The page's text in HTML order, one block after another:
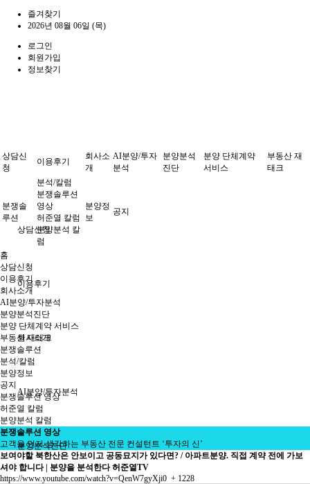
즐겨찾기
2026년 08월 06일 (목)
로그인
회원가입
정보찾기
상담신청
이용후기
회사소개
AI분양/투자분석
분양분석진단
상담신
청
이용후기
회사소
개
AI분양/투자
분석
분양분석
진단
분양 단체계약
서비스
부동산 재
태크
분쟁솔
루션
분석/칼럼
분쟁솔루션
영상
허준열 칼럼
분양분석 칼
럼
분양정
보
공지
홈
상담신청
이용후기
회사소개
AI분양/투자분석
분양분석진단
분양 단체계약 서비스
부동산 재태크
분쟁솔루션
분석/칼럼
분양정보
공지
분쟁솔루션 영상
허준열 칼럼
분양분석 칼럼
분쟁솔루션 영상
고객을 먼저 생각하는 부동산 전문 컨설턴트 ‘투자의 신’
보여야할 북한산은 안보이고 공동묘지가 있다면? / 아파트분양. 직접 계약 전에 가보
셔야 합니다 | 분양을 분석한다 허준열TV
https://www.youtube.com/watch?v=QenW7gyXji0 + 1228